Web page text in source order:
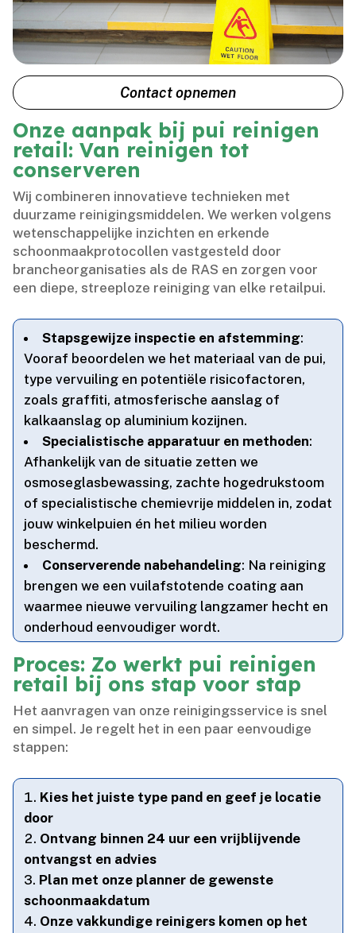
Contact opnemen
Onze aanpak bij pui reinigen
retail: Van reinigen tot
conserveren
Wij combineren innovatieve technieken met
duurzame reinigingsmiddelen.​ We werken volgens
wetenschappelijke inzichten en erkende
schoonmaakprotocollen vastgesteld door
brancheorganisaties als de RAS en zorgen voor
een diepe, streeploze reiniging van elke retailpui.​
Stapsgewijze inspectie en afstemming:
Vooraf beoordelen we het materiaal van de pui,
type vervuiling en potentiële risicofactoren,
zoals graffiti, atmosferische aanslag of
kalkaanslag op aluminium kozijnen.​
Specialistische apparatuur en methoden:
Afhankelijk van de situatie zetten we
osmoseglasbewassing, zachte hogedrukstoom
of specialistische chemievrije middelen in, zodat
jouw winkelpuien én het milieu worden
beschermd.​
Conserverende nabehandeling: Na reiniging
brengen we een vuilafstotende coating aan
waarmee nieuwe vervuiling langzamer hecht en
onderhoud eenvoudiger wordt.​
Proces: Zo werkt pui reinigen
retail bij ons stap voor stap
Het aanvragen van onze reinigingsservice is snel
en simpel.​ Je regelt het in een paar eenvoudige
stappen:
Kies het juiste type pand en geef je locatie
door
Ontvang binnen 24 uur een vrijblijvende
ontvangst en advies
Plan met onze planner de gewenste
schoonmaakdatum
Onze vakkundige reinigers komen op het